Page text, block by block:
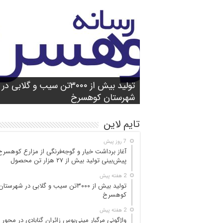
آغاز برداشت خیار و گوجه‌فرنگی از
کوهسرخ؛
تن محصول
تولید بیش از ۳۰۰۰تن سیب و گلابی در
شهرستان کوهسرخ
واژگونی مرگبار مینی‌بوس زائران
در محور کاشمر ـ کوهسرخ؛ ۵
۲۵ مصدوم
بازدید میدانی مسئولان از محور کاشمر
کوهسرخ و بررسی نقاط حادثه‌خیز
شورای آموزش و پرورش شهرستان
کوهسرخ برگزار شد؛ تأکید بر آمادگی
مدارس برای سال تحصیلی جدید
تایم لاین
7 روز پیش
آغاز برداشت خیار و گوجه‌فرنگی از مزارع
پیش‌بینی تولید بیش از ۲۷ هزار تن محصول
2 هفته پیش
تولید بیش از ۳۰۰۰تن سیب و گلابی در
کوهسرخ
2 هفته پیش
واژگونی مرگبار مینی‌بوس زائران گنابادی در محور